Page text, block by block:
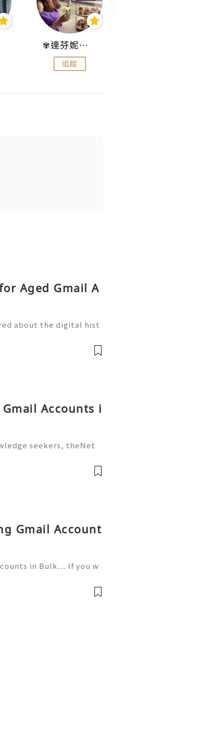
✾達芬妮•愛孩子•愛生活✾
追蹤
Aged Gmail A
about the digital hist
than a forgotten inbox; i
Accounts i
seekers, theNet
you actively build a
Gmail Account
in Bulk… If you w
300-8145 ╰┈➤➤Tele
a